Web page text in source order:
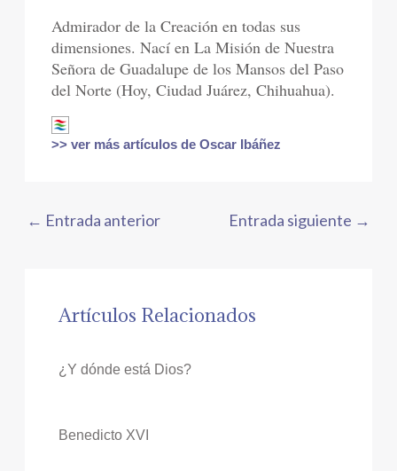
Admirador de la Creación en todas sus
dimensiones. Nací en La Misión de Nuestra
Señora de Guadalupe de los Mansos del Paso
del Norte (Hoy, Ciudad Juárez, Chihuahua).
>> ver más artículos de Oscar Ibáñez
← Entrada anterior Entrada siguiente →
Artículos Relacionados
¿Y dónde está Dios?
Benedicto XVI